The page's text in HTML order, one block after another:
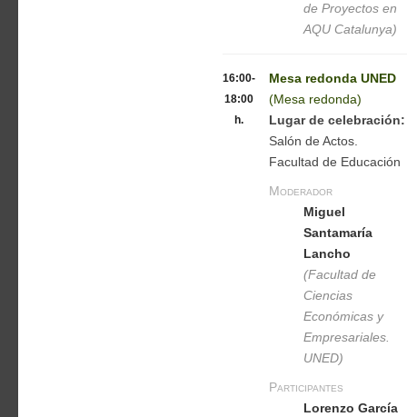
de Proyectos en
AQU Catalunya)
16:00-
18:00
h.
Mesa redonda UNED
(Mesa redonda)
Lugar de celebración:
Salón de Actos.
Facultad de Educación
Moderador
Miguel
Santamaría
Lancho
(Facultad de
Ciencias
Económicas y
Empresariales.
UNED)
Participantes
Lorenzo García